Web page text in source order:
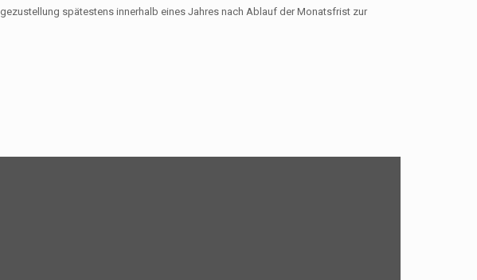
spätestens innerhalb eines Jahres nach Ablauf der Monatsfrist zur